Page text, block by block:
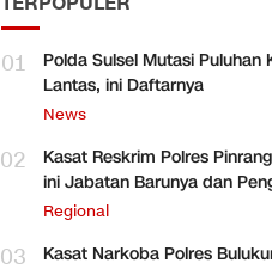
01
Polda Sulsel Mutasi Puluhan
Lantas, ini Daftarnya
News
02
Kasat Reskrim Polres
ini Jabatan Barunya dan
Regional
03
Kasat Narkoba Polres